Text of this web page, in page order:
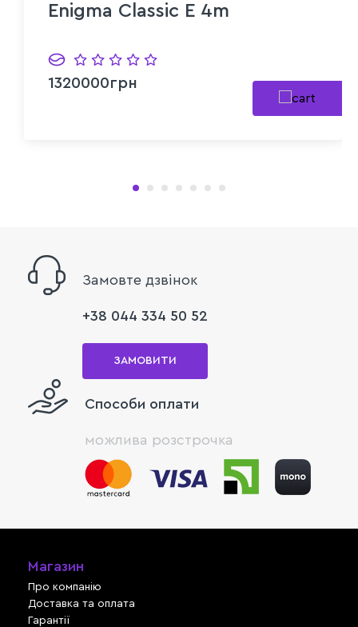
Enigma Classic E 4m
1320000грн
Замовте дзвінок
+38 044 334 50 52
ЗАМОВИТИ
Способи оплати
можлива розстрочка
Магазин
Про компанію
Доставка та оплата
Гарантії